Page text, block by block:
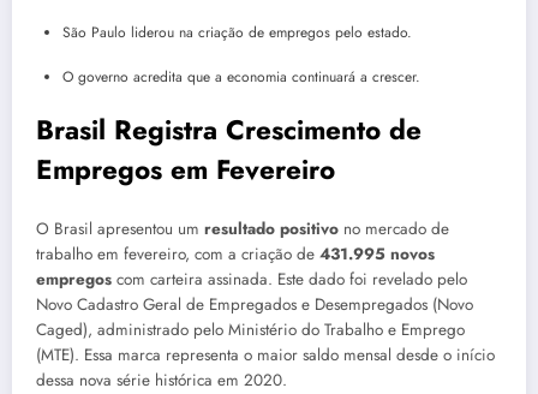
São Paulo liderou na criação de empregos pelo estado.
O governo acredita que a economia continuará a crescer.
Brasil Registra Crescimento de
Empregos em Fevereiro
O Brasil apresentou um resultado positivo no mercado de
trabalho em fevereiro, com a criação de 431.995 novos
empregos com carteira assinada. Este dado foi revelado pelo
Novo Cadastro Geral de Empregados e Desempregados (Novo
Caged), administrado pelo Ministério do Trabalho e Emprego
(MTE). Essa marca representa o maior saldo mensal desde o início
dessa nova série histórica em 2020.